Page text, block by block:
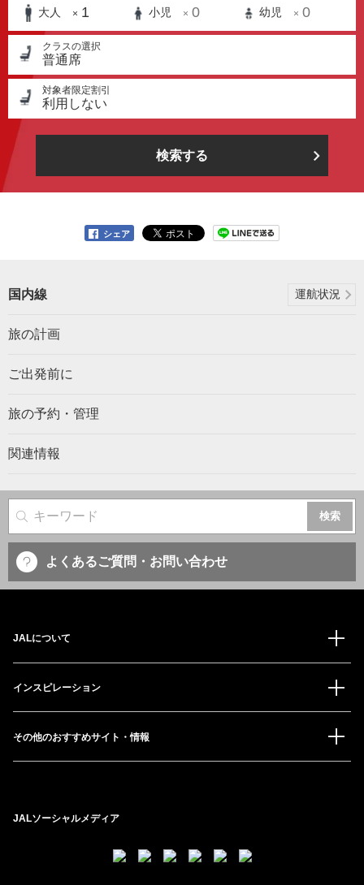
大人 × 1 小児 × 0 幼児 × 0
クラスの選択
普通席
対象者限定割引
利用しない
検索する
シェア
国内線 運航状況
旅の計画
ご出発前に
旅の予約・管理
関連情報
サイト内検索
よくあるご質問・お問い合わせ
JALについて
インスピレーション
その他のおすすめサイト・情報
JALソーシャルメディア